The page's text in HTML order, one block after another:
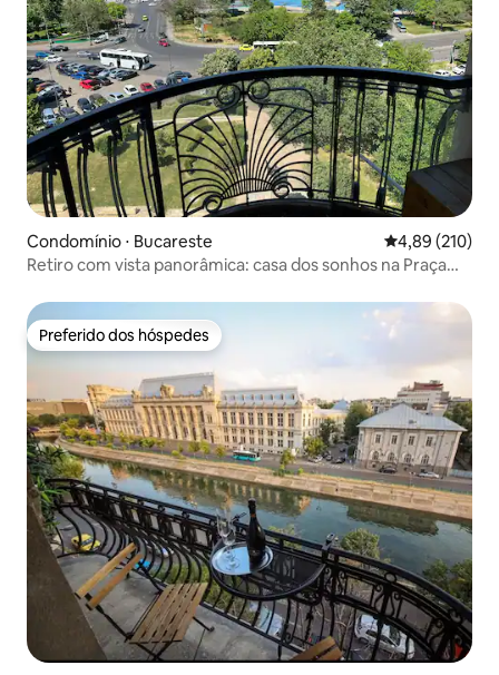
Condomínio ⋅ Bucareste 4,89 de uma
4,89 (210)
Retiro com vista panorâmica: casa dos sonhos na Praça
Preferido dos hóspedes
Preferido dos hóspedes